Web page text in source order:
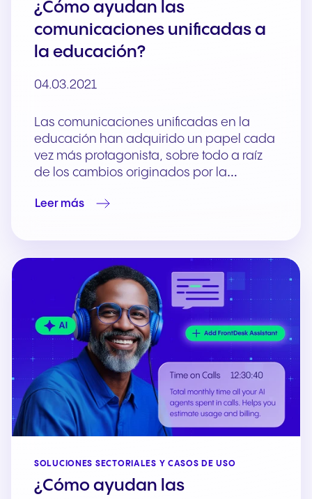
¿Cómo ayudan las
comunicaciones unificadas a
la educación?
04.03.2021
Las comunicaciones unificadas en la
educación han adquirido un papel cada
vez más protagonista, sobre todo a raíz
de los cambios originados por la…
Leer más
SOLUCIONES SECTORIALES Y CASOS DE USO
¿Cómo ayudan las